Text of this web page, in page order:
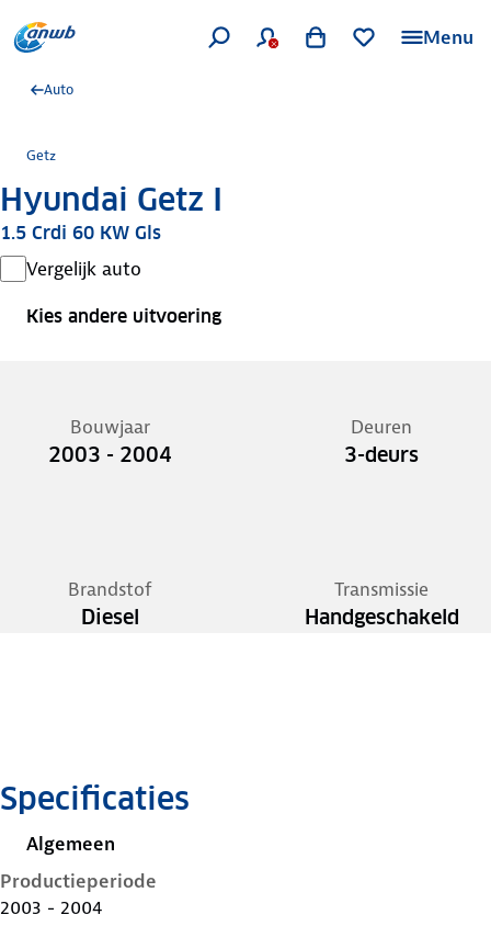
Menu
Auto
Getz
Hyundai Getz I
1.5 Crdi 60 KW Gls
Vergelijk auto
Kies andere uitvoering
Bouwjaar
2003 - 2004
Deuren
3-deurs
Brandstof
Diesel
Transmissie
Handgeschakeld
Specificaties
Algemeen
Productieperiode
2003 - 2004